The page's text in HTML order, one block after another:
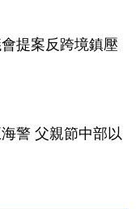
提案反跨境鎮壓
警 父親節中部以